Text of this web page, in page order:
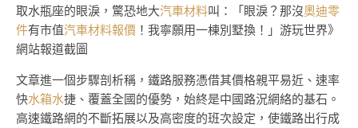
取水瓶座的眼淚，驚恐地大汽車材料叫：「眼淚？那沒奧迪零
件有市值汽車材料報價 ！我寧願用一棟別墅換！」游玩世界》
網站報道截圖
文章進一個步驟剖析稱，鐵路服務憑借其價格親平易近、速率
快水箱水捷、覆蓋全國的優勢，始終是中國路況網絡的基石。
高速鐵路網的不斷拓展以及高密度的班次設定，使鐵路出行成